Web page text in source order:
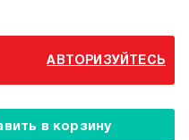
АВТОРИЗУЙТЕСЬ
в корзину